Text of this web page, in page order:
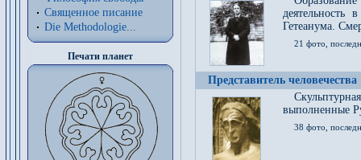
Священное писание
Die Methodologie...
Печати планет
деятельность
Гетеанума.
21 фото,
Представитель человечества
выполненные
38 фото,